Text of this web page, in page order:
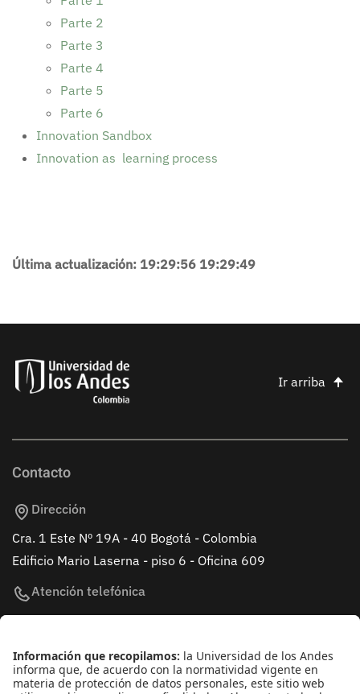
Parte 2
Parte 3
Parte 4
Parte 5
Parte 6
Innovation Sandbox
Innovation as learning process
Última actualización: 19:29:56 19:29:49
Ir arriba
Contacto
Dirección
Cra. 1 Este Nº 19A - 40 Bogotá - Colombia
Edificio Mario Laserna - piso 6 - Oficina 609
Atención telefónica
+(571) 339 49 49 - Ext. 4830
Enlaces de interés